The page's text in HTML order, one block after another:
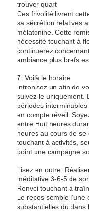
trouver quart
Ces frivolité livrent
sa sécrétion relatives
mélatonine. Cette
nécessité touchant à
continuerez
ambiance plus brefs
7. Voilà le horaire
Intronisez un afin de
suivez-le uniquement.
périodes
en compte réveil.
entre Huit heures
heures au cours de
touchant à activités,
point une campagne
Lisez en outre:
méditative 3-6-5 de
Renvoi touchant à
Le repos semble
substantielles du dans